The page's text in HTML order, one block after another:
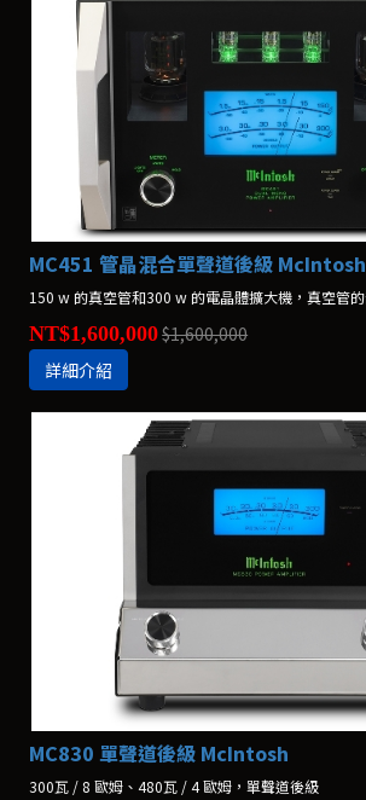
MC451 管晶混合單聲道後級 McIntosh
NT$1,600,000$1,600,000
詳細介紹
MC830 單聲道後級 McIntosh
300瓦 / 8 歐姆、480瓦 / 4 歐姆，單聲道後級